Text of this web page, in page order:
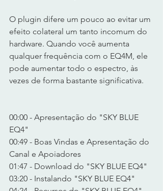
O plugin difere um pouco ao evitar um
efeito colateral um tanto incomum do
hardware. Quando você aumenta
qualquer frequência com o EQ4M, ele
pode aumentar todo o espectro, às
vezes de forma bastante significativa.
00:00 - Apresentação do "SKY BLUE
EQ4"
00:49 - Boas Vindas e Apresentação do
Canal e Apoiadores
01:47 - Download do "SKY BLUE EQ4"
03:20 - Instalando "SKY BLUE EQ4"